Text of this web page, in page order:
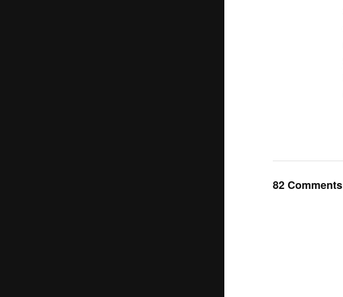
82 Comments